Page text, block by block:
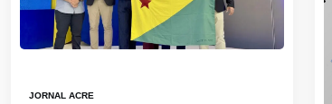
JORNAL ACRE